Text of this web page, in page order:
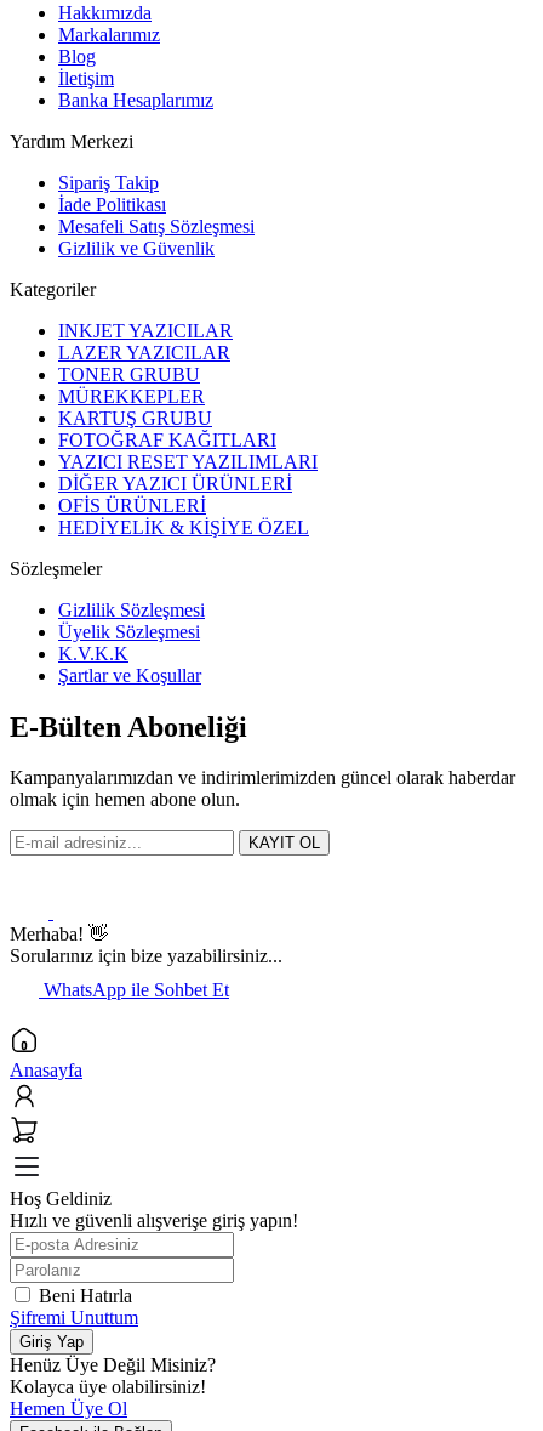
Hakkımızda
Markalarımız
Blog
İletişim
Banka Hesaplarımız
Yardım Merkezi
Sipariş Takip
İade Politikası
Mesafeli Satış Sözleşmesi
Gizlilik ve Güvenlik
Kategoriler
INKJET YAZICILAR
LAZER YAZICILAR
TONER GRUBU
MÜREKKEPLER
KARTUŞ GRUBU
FOTOĞRAF KAĞITLARI
YAZICI RESET YAZILIMLARI
DİĞER YAZICI ÜRÜNLERİ
OFİS ÜRÜNLERİ
HEDİYELİK & KİŞİYE ÖZEL
Sözleşmeler
Gizlilik Sözleşmesi
Üyelik Sözleşmesi
K.V.K.K
Şartlar ve Koşullar
E-Bülten Aboneliği
Kampanyalarımızdan ve indirimlerimizden güncel olarak haberdar
olmak için hemen abone olun.
KAYIT OL
Merhaba! 👋
Sorularınız için bize yazabilirsiniz...
WhatsApp ile Sohbet Et
Anasayfa
Hoş Geldiniz
Hızlı ve güvenli alışverişe giriş yapın!
Beni Hatırla
Şifremi Unuttum
Giriş Yap
Henüz Üye Değil Misiniz?
Kolayca üye olabilirsiniz!
Hemen Üye Ol